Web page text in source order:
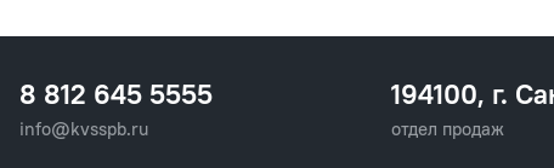
8 812 645 5555
info@kvsspb.ru
194100, г.
отдел продаж